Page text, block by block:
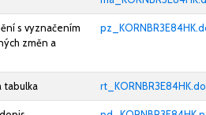
s vyznačením
změn a
tabulka